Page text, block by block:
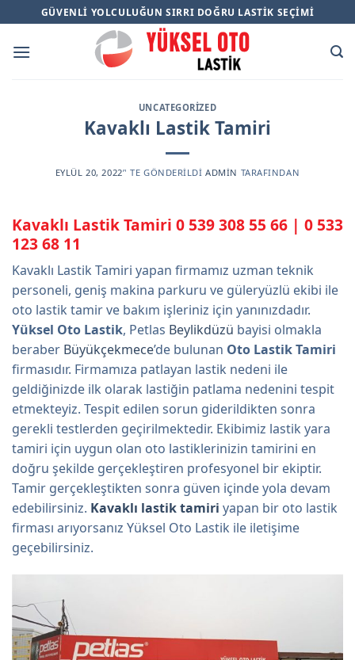
to
content
GÜVENLI YOLCULUĞUN SIRRI DOĞRU LASTIK SEÇIMI
UNCATEGORIZED
Kavaklı Lastik Tamiri
EYLÜL 20, 2022’' TE GÖNDERILDI ADMIN TARAFINDAN
Kavaklı Lastik Tamiri 0 539 308 55 66 | 0 533
123 68 11
Kavaklı Lastik Tamiri yapan firmamız uzman teknik
personeli, geniş makina parkuru ve güleryüzlü ekibi ile
oto lastik tamir ve bakım işleriniz için yanınızdadır.
Yüksel Oto Lastik, Petlas Beylikdüzü bayisi olmakla
beraber Büyükçekmece’de bulunan Oto Lastik Tamiri
firmasıdır. Firmamıza patlayan lastik nedeni ile
geldiğinizde ilk olarak lastiğin patlama nedenini tespit
etmekteyiz. Tespit edilen sorun giderildikten sonra
gerekli testlerden geçirilmektedir. Ekibimiz lastik yara
tamiri için uygun olan oto lastiklerinizin tamirini en
doğru şekilde gerçekleştiren profesyonel bir ekiptir.
Tamir gerçekleştikten sonra güven içinde yola devam
edebilirsiniz. Kavaklı lastik tamiri yapan bir oto lastik
firması arıyorsanız Yüksel Oto Lastik ile iletişime
geçebilirsiniz.